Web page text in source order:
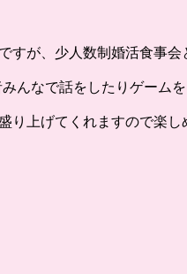
すが、少人数制婚活食事
んなで話をしたりゲーム
上げてくれますので楽し